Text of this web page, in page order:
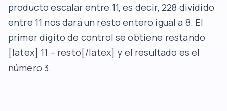
producto escalar entre 11, es decir, 228 dividido
entre 11 nos dará un resto entero igual a 8. El
primer dígito de control se obtiene restando
[latex] 11 – resto[/latex] y el resultado es el
número 3.